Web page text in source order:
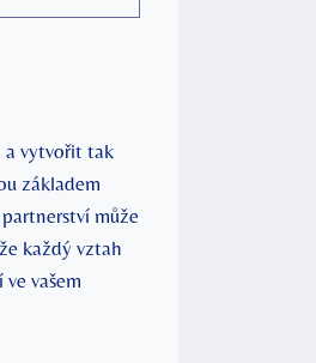
a vytvořit tak
základem
může
každý vztah
vašem